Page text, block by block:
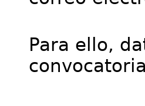
Para ello,